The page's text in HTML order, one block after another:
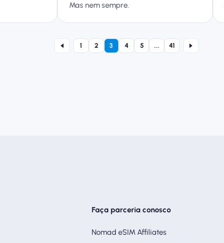
Mas nem sempre.
1 2 3 4 5 ... 41
Faça parceria conosco
Nomad eSIM Affiliates